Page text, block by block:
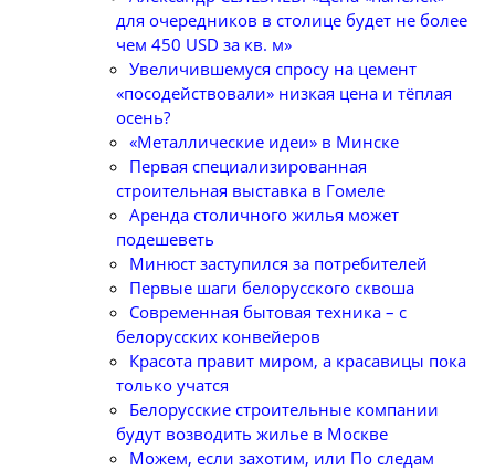
для очередников в столице будет не более
чем 450 USD за кв. м»
Увеличившемуся спросу на цемент
«посодействовали» низкая цена и тёплая
осень?
«Металлические идеи» в Минске
Первая специализированная
строительная выставка в Гомеле
Аренда столичного жилья может
подешеветь
Минюст заступился за потребителей
Первые шаги белорусского сквоша
Cовременная бытовая техника – с
белорусских конвейеров
Красота правит миром, а красавицы пока
только учатся
Белорусские строительные компании
будут возводить жилье в Москве
Можем, если захотим, или По следам